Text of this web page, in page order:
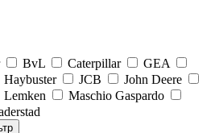
BvL Caterpillar
GEA
Haybuster JCB
John Deere
Lemken
Maschio Gaspardo